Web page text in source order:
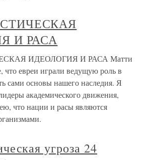
И РАСА
ИДЕОЛОГИЯ И РАСА Матти
что евреи играли ведущую роль в
сами основы нашего наследия. Я
академического движения,
что нации и расы являются
угроза 24